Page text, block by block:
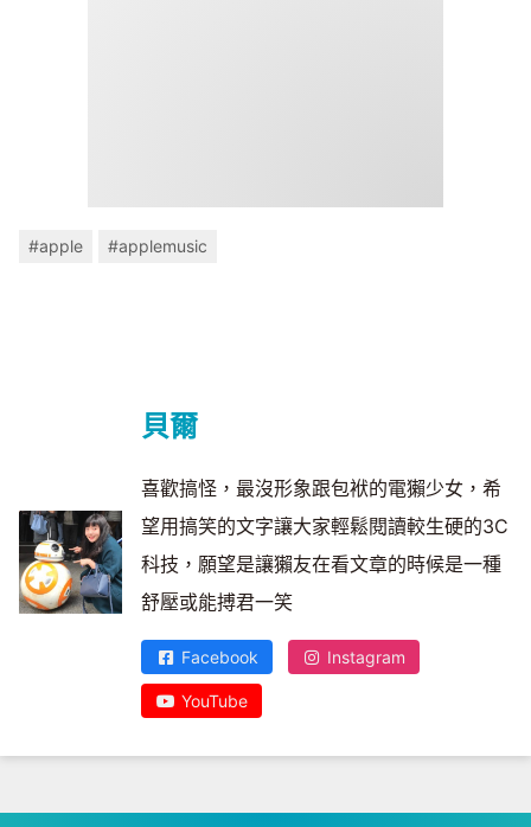
#apple #applemusic
貝爾
喜歡搞怪，最沒形象跟包袱的電獺少女，希
望用搞笑的文字讓大家輕鬆閱讀較生硬的3C
科技，願望是讓獺友在看文章的時候是一種
舒壓或能搏君一笑
Facebook Instagram
YouTube